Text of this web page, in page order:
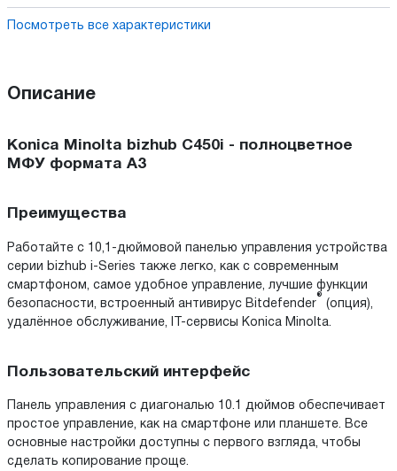
Посмотреть все характеристики
Описание
Konica Minolta bizhub C450i - полноцветное
МФУ формата А3
Преимущества
Работайте с 10,1-дюймовой панелью управления устройства
серии bizhub i-Series также легко, как с современным
смартфоном, самое удобное управление, лучшие функции
безопасности, встроенный антивирус Bitdefender
®
(опция),
удалённое обслуживание, IT-сервисы Konica Minolta.
Пользовательский интерфейс
Панель управления с диагональю 10.1 дюймов обеспечивает
простое управление, как на смартфоне или планшете. Все
основные настройки доступны с первого взгляда, чтобы
сделать копирование проще.